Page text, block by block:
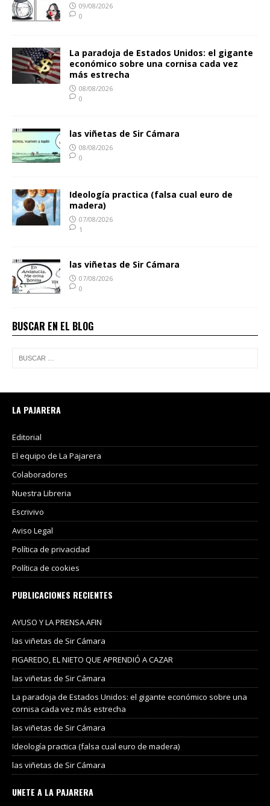
09/08/2026
0
La paradoja de Estados Unidos: el gigante
económico sobre una cornisa cada vez
más estrecha
08/08/2026
0
las viñetas de Sir Cámara
08/08/2026
0
Ideología practica (falsa cual euro de
madera)
07/08/2026
1
las viñetas de Sir Cámara
07/08/2026
0
BUSCAR EN EL BLOG
LA PAJARERA
Editorial
El equipo de La Pajarera
Colaboradores
Nuestra Libreria
Escrivivo
Aviso Legal
Política de privacidad
Política de cookies
PUBLICACIONES RECIENTES
AYUSO Y LA PRENSA AFIN
las viñetas de Sir Cámara
FIGAREDO, EL NIETO QUE APRENDIÓ A CAZAR
las viñetas de Sir Cámara
La paradoja de Estados Unidos: el gigante económico sobre una
cornisa cada vez más estrecha
las viñetas de Sir Cámara
Ideología practica (falsa cual euro de madera)
las viñetas de Sir Cámara
UNETE A LA PAJARERA